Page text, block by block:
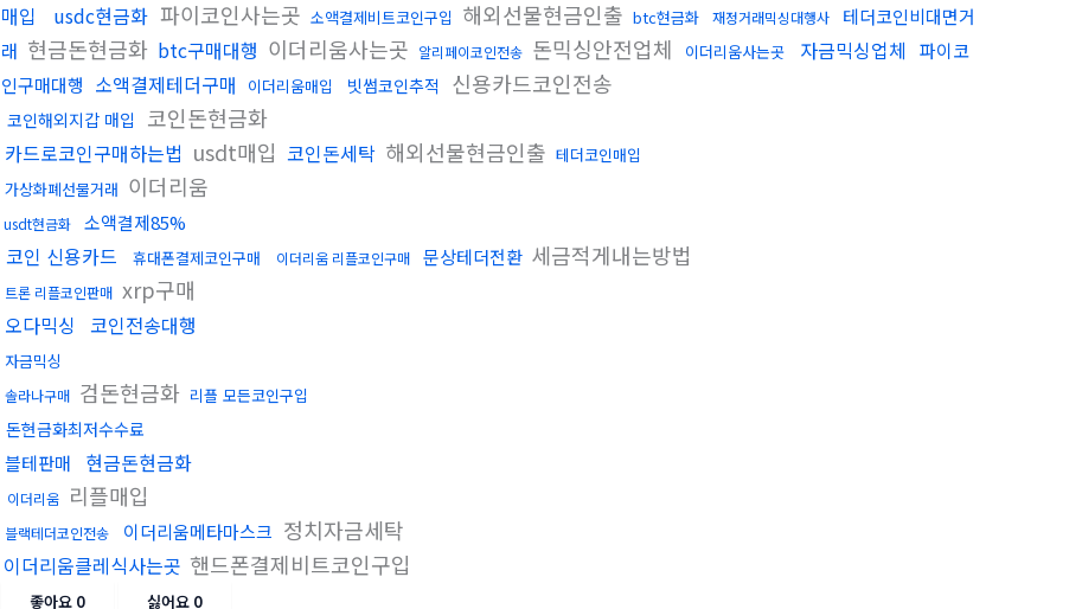
매입
usdc현금화 파이코인사는곳 소액결제비트코인구입 해외선물현금인출 btc현금화 재정거래믹싱대행사
테더코인비대면거
래 현금돈현금화 btc구매대행 이더리움사는곳 알리페이코인전송 돈믹싱안전업체 이더리움사는곳 자금믹싱업체
파이코
인구매대행 소액결제테더구매 이더리움매입 빗썸코인추적 신용카드코인전송
코인해외지갑 매입 코인돈현금화
카드로코인구매하는법 usdt매입 코인돈세탁 해외선물현금인출 테더코인매입
가상화폐선물거래 이더리움
usdt현금화 소액결제85%
코인 신용카드 휴대폰결제코인구매 이더리움 리플코인구매 문상테더전환 세금적게내는방법
트론 리플코인판매 xrp구매
오다믹싱 코인전송대행
자금믹싱
솔라나구매 검돈현금화 리플 모든코인구입
돈현금화최저수수료
블테판매 현금돈현금화
이더리움 리플매입
블랙테더코인전송 이더리움메타마스크 정치자금세탁
이더리움클레식사는곳 핸드폰결제비트코인구입
좋아요 0 싫어요 0